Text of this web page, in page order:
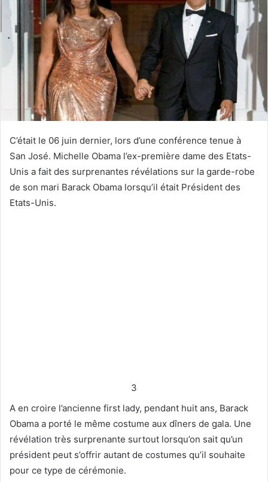
C’était le 06 juin dernier, lors d’une conférence tenue à
San José. Michelle Obama l’ex-première dame des Etats-
Unis a fait des surprenantes révélations sur la garde-robe
de son mari Barack Obama lorsqu’il était Président des
Etats-Unis.
3
A en croire l’ancienne first lady, pendant huit ans, Barack
Obama a porté le même costume aux dîners de gala. Une
révélation très surprenante surtout lorsqu’on sait qu’un
président peut s’offrir autant de costumes qu’il souhaite
pour ce type de cérémonie.